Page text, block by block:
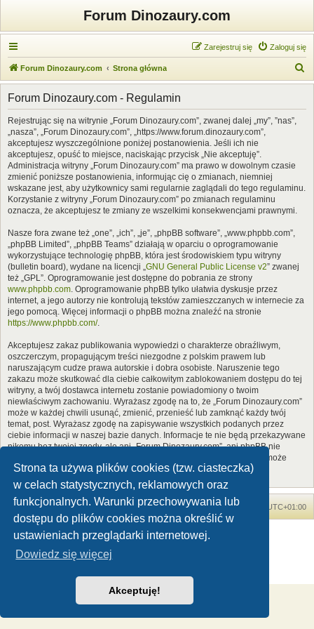
Strona ta używa plików cookies (tzw. ciasteczka)
w celach statystycznych, reklamowych oraz
funkcjonalnych. Warunki przechowywania lub
dostępu do plików cookies można określić w
ustawieniach przeglądarki internetowej.
Dowiedz się więcej
Akceptuję!
Forum Dinozaury.com
Zaloguj się
Zarejestruj się
Forum Dinozaury.com Strona główna
z
Forum Dinozaury.com - Regulamin
Rejestrując się na witrynie „Forum Dinozaury.com”, zwanej dalej „my”, ”nas”,
„nasza”, „Forum Dinozaury.com”, „https://www.forum.dinozaury.com”,
akceptujesz wyszczególnione poniżej postanowienia. Jeśli ich nie
akceptujesz, opuść to miejsce, naciskając przycisk „Nie akceptuję”.
Administracja witryny „Forum Dinozaury.com” ma prawo w dowolnym czasie
zmienić poniższe postanowienia, informując cię o zmianach, niemniej
wskazane jest, aby użytkownicy sami regularnie zaglądali do tego regulaminu.
Korzystanie z witryny „Forum Dinozaury.com” po zmianach regulaminu
oznacza, że akceptujesz te zmiany ze wszelkimi konsekwencjami prawnymi.
Nasze fora zwane też „one”, „ich”, „je”, „phpBB software”, „www.phpbb.com”,
„phpBB Limited”, „phpBB Teams” działają w oparciu o oprogramowanie
wykorzystujące technologię phpBB, która jest środowiskiem typu witryny
(bulletin board), wydane na licencji „GNU General Public License v2” zwanej
też „GPL”. Oprogramowanie jest dostępne do pobrania ze strony
www.phpbb.com. Oprogramowanie phpBB tylko ułatwia dyskusje przez
internet, a jego autorzy nie kontrolują tekstów zamieszczanych w internecie za
jego pomocą. Więcej informacji o phpBB można znaleźć na stronie
https://www.phpbb.com/.
Akceptujesz zakaz publikowania wypowiedzi o charakterze obraźliwym,
oszczerczym, propagującym treści niezgodne z polskim prawem lub
naruszającym cudze prawa autorskie i dobra osobiste. Naruszenie tego
zakazu może skutkować dla ciebie całkowitym zablokowaniem dostępu do tej
witryny, a twój dostawca internetu zostanie powiadomiony o twoim
niewłaściwym zachowaniu. Wyrażasz zgodę na to, że „Forum Dinozaury.com”
może w każdej chwili usunąć, zmienić, przenieść lub zamknąć każdy twój
temat, post. Wyrażasz zgodę na zapisywanie wszystkich podanych przez
ciebie informacji w naszej bazie danych. Informacje te nie będą przekazywane
nikomu bez twojej zgody, ale ani „Forum Dinozaury.com”, ani phpBB nie
ponosi odpowiedzialności za włamania do witryny, podczas których może
dojść do kradzieży danych.
Forum Dinozaury.com Strona główna Strefa czasowa UTC+01:00
Dinozaury.com© 2006-2020
Polski pakiet językowy dostarcza